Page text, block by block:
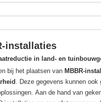
installaties
in land- en
bij het plaatsen van MBBR-
. Deze gegevens kunnen ook
Aan de hand van